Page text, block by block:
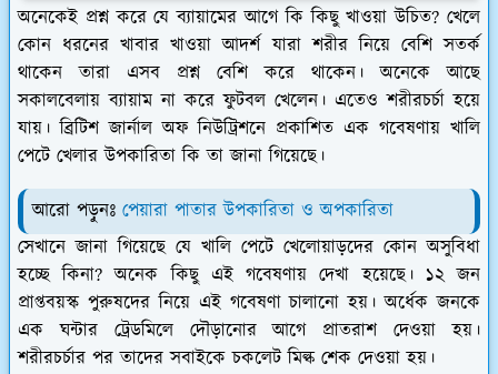
অনেকেই প্রশ্ন করে যে ব্যায়ামের আগে কি কিছু খাওয়া উচিত? খেলে
কোন ধরনের খাবার খাওয়া আদর্শ যারা শরীর নিয়ে বেশি সতর্ক
থাকেন তারা এসব প্রশ্ন বেশি করে থাকেন। অনেকে আছে
সকালবেলায় ব্যায়াম না করে ফুটবল খেলেন। এতেও শরীরচর্চা হয়ে
যায়। ব্রিটিশ জার্নাল অফ নিউট্রিশনে প্রকাশিত এক গবেষণায় খালি
পেটে খেলার উপকারিতা কি তা জানা গিয়েছে।
আরো পড়ুনঃ পেয়ারা পাতার উপকারিতা ও অপকারিতা
সেখানে জানা গিয়েছে যে খালি পেটে খেলোয়াড়দের কোন অসুবিধা
হচ্ছে কিনা? অনেক কিছু এই গবেষণায় দেখা হয়েছে। ১২ জন
প্রাপ্তবয়স্ক পুরুষদের নিয়ে এই গবেষণা চালানো হয়। অর্ধেক জনকে
এক ঘন্টার ট্রেডমিলে দৌড়ানোর আগে প্রাতরাশ দেওয়া হয়।
শরীরচর্চার পর তাদের সবাইকে চকলেট মিল্ক শেক দেওয়া হয়।